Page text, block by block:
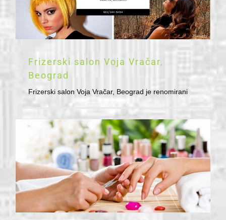
Frizerski salon Voja Vračar,
Beograd
Frizerski salon Voja Vračar, Beograd je renomirani